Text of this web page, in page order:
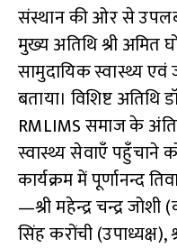
संस्थान की ओर से
मुख्य अतिथि श्री अमित
सामुदायिक स्वास्थ्य
बताया। विशिष्ट
RMLIMS समाज के
स्वास्थ्य सेवाएँ पहुँचाने
कार्यक्रम में पूर्णानन्द
—श्री महेन्द्र चन्द्र जोशी
सिंह करोंची (उपाध्यक्ष),